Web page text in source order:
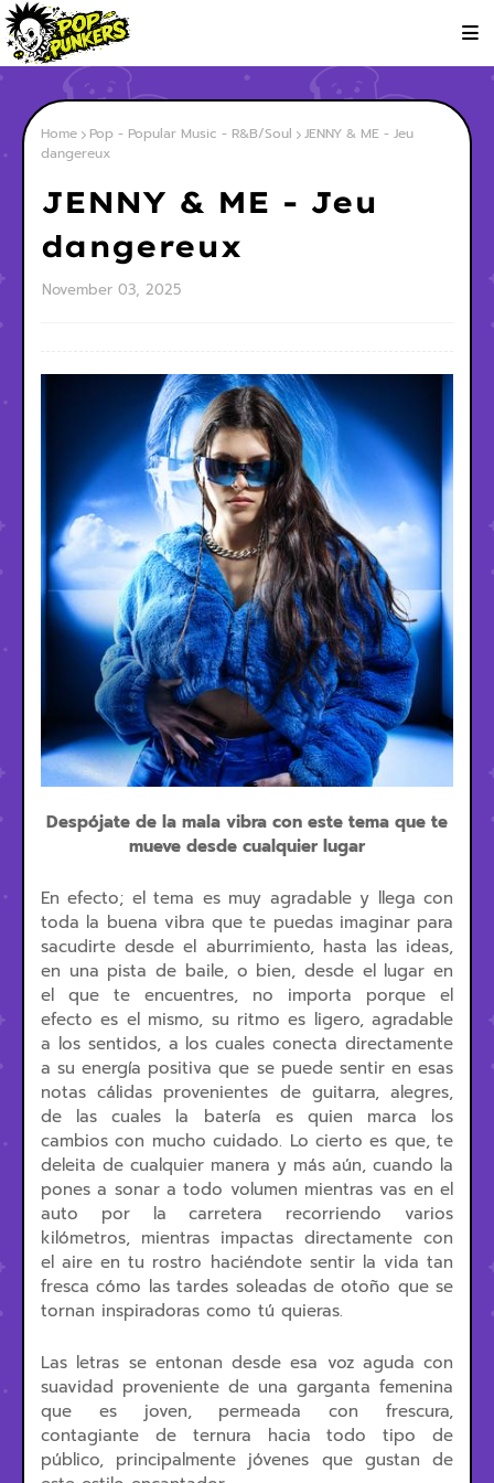
Home Pop - Popular Music - R&B/Soul
JENNY & ME - Jeu
dangereux
JENNY & ME - Jeu
dangereux
November 03, 2025
Despójate de la mala vibra con este tema que te
mueve desde cualquier lugar
En efecto; el tema es muy agradable y llega con
toda la buena vibra que te puedas imaginar para
sacudirte desde el aburrimiento, hasta las ideas,
en una pista de baile, o bien, desde el lugar en
el que te encuentres, no importa porque el
efecto es el mismo, su ritmo es ligero, agradable
a los sentidos, a los cuales conecta directamente
a su energía positiva que se puede sentir en esas
notas cálidas provenientes de guitarra, alegres,
de las cuales la batería es quien marca los
cambios con mucho cuidado. Lo cierto es que, te
deleita de cualquier manera y más aún, cuando la
pones a sonar a todo volumen mientras vas en el
auto por la carretera recorriendo varios
kilómetros, mientras impactas directamente con
el aire en tu rostro haciéndote sentir la vida tan
fresca cómo las tardes soleadas de otoño que se
tornan inspiradoras como tú quieras.
Las letras se entonan desde esa voz aguda con
suavidad proveniente de una garganta femenina
que es joven, permeada con frescura,
contagiante de ternura hacia todo tipo de
público, principalmente jóvenes que gustan de